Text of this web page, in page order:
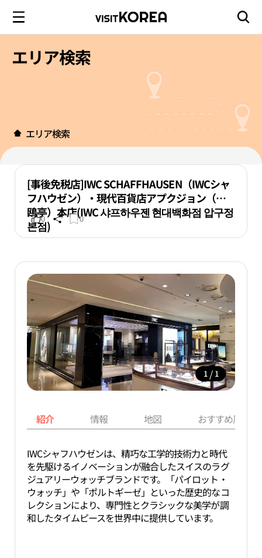
エリア検索
エリア検索
[事後免税店]IWC SCHAFFHAUSEN（IWCシャ
フハウゼン）・現代百貨店アプクジョン（狎
鴎亭）本店(IWC 샤프하우젠 현대백화점 압구정
본점)
0 0
1 / 1
紹介 情報 地図 おすすめ周辺
IWCシャフハウゼンは、精巧な工学的技術力と時代
を先駆けるイノベーションが融合したスイスのラグ
ジュアリーウォッチブランドです。「パイロット・
ウォッチ」や「ポルトギーゼ」といった歴史的なコ
レクションにより、専門性とクラシックな美学が調
和したタイムピースを世界中に提供しています。